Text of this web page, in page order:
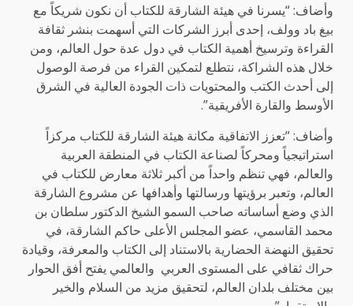
وأضاف: “يسرنا في هيئة الشارقة للكتاب أن نكون شريكاً مع
بيغ باد وولف، إحدى أبرز الشركات التي أسهمت بنشر ثقافة
القراءة وترسيخ أهمية الكتاب في دول عدة حول العالم، ومن
خلال هذه الشراكة، نتطلع لتمكين القراء من فرصة الوصول
إلى أحدث الكتب والمحتويات ذات الجودة العالية في الشرق
الأوسط والقارة الأفريقية”.
وأضاف: “تعزز الاتفاقية مكانة هيئة الشارقة للكتاب مركزاً
استراتيجياً ومحركاً لصناعة الكتاب في المنطقة العربية
والعالم، فهي تنظم واحداً من أكبر ثلاثة معارض للكتاب في
العالم، وتعبر برؤيتها ورسالتها وأهدافها عن مشروع الشارقة
الذي وضع أساساته صاحب السمو الشيخ الدكتور سلطان بن
محمد القاسمي، عضو المجلس الأعلى حاكم الشارقة، في
تحقيق النهضة الحضارية بالاستناد إلى الكتاب والمعرفة، وقيادة
حراك ثقافي على المستوى العربي والعالمي يفتح أفق الحوار
بين مختلف بلدان العالم، لتحقيق مزيد من السلام والخير